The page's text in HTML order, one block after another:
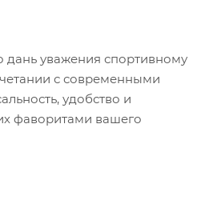
дань уважения спортивному
с современными
удобство и
фаворитами вашего